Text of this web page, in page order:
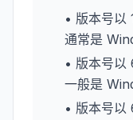
• 版本号以
通常是
• 版本号以
一般是
• 版本号以